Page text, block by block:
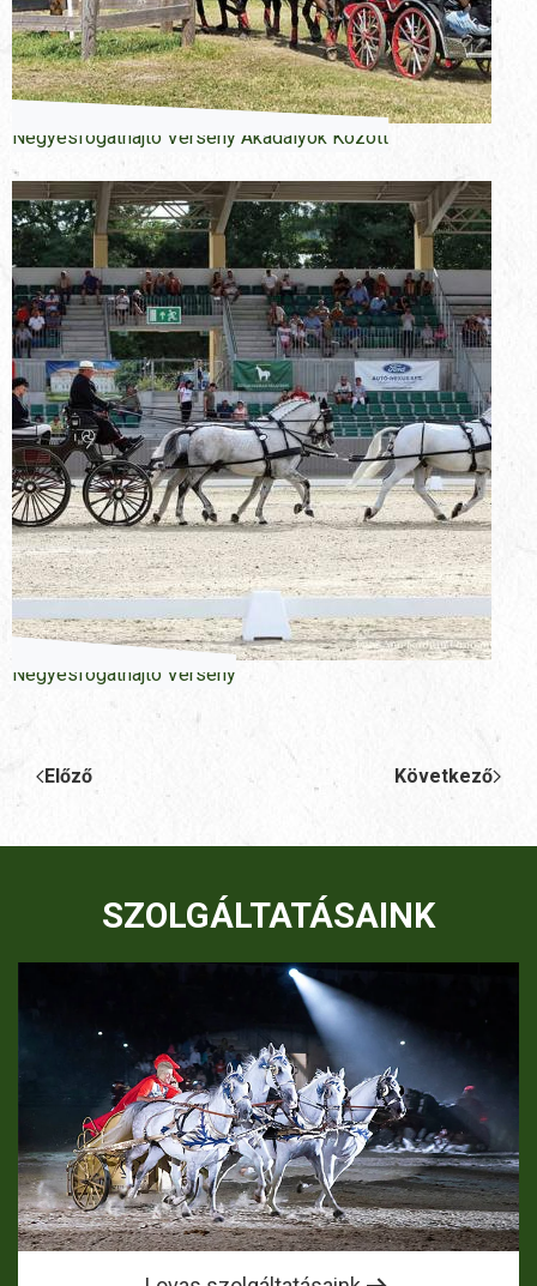
Négyesfogathajtó Verseny Akadályok Között
Négyesfogathajtó Verseny
Előző Következő
SZOLGÁLTATÁSAINK